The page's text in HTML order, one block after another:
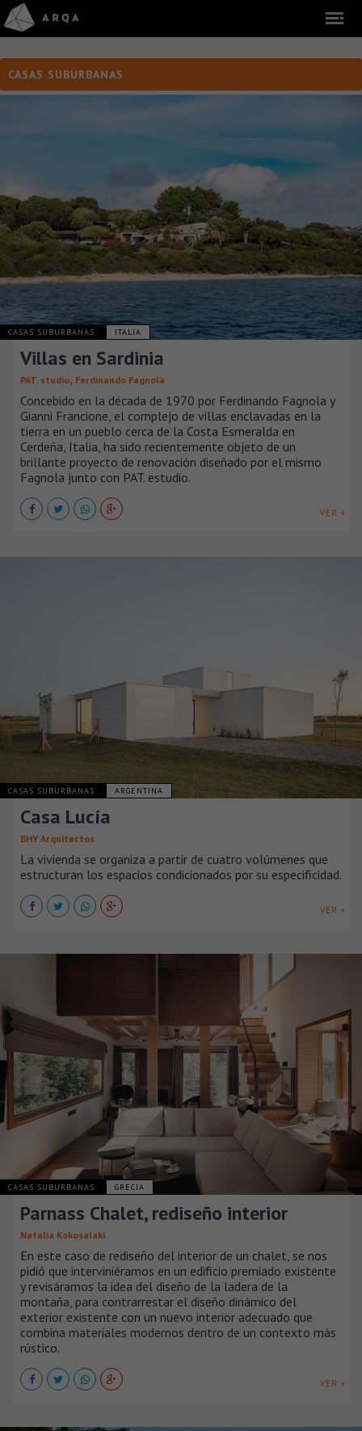
CASAS SUBURBANAS
CASAS SUBURBANAS ITALIA
Villas en Sardinia
PAT. studio, Ferdinando Fagnola
Concebido en la década de 1970 por Ferdinando Fagnola y
Gianni Francione, el complejo de villas enclavadas en la
tierra en un pueblo cerca de la Costa Esmeralda en
Cerdeña, Italia, ha sido recientemente objeto de un
brillante proyecto de renovación diseñado por el mismo
Fagnola junto con PAT. estudio.
VER +
CASAS SUBURBANAS ARGENTINA
Casa Lucía
BHY Arquitectos
La vivienda se organiza a partir de cuatro volúmenes que
estructuran los espacios condicionados por su especificidad.
VER +
CASAS SUBURBANAS GRECIA
Parnass Chalet, rediseño interior
Natalia Kokosalaki
En este caso de rediseño del interior de un chalet, se nos
pidió que interviniéramos en un edificio premiado existente
y revisáramos la idea del diseño de la ladera de la
montaña, para contrarrestar el diseño dinámico del
exterior existente con un nuevo interior adecuado que
combina materiales modernos dentro de un contexto más
rústico.
VER +